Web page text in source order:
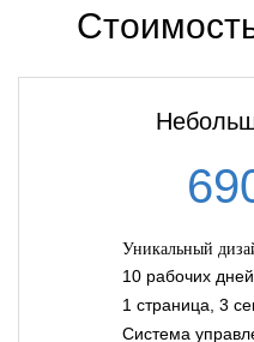
Уникальный
10 рабочих дней
1 страница, 3
Система